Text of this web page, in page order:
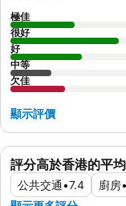
評分高於香港的平
公共交通•7.4 廚房•
極佳
很好
好
中等
欠佳
顯示評價